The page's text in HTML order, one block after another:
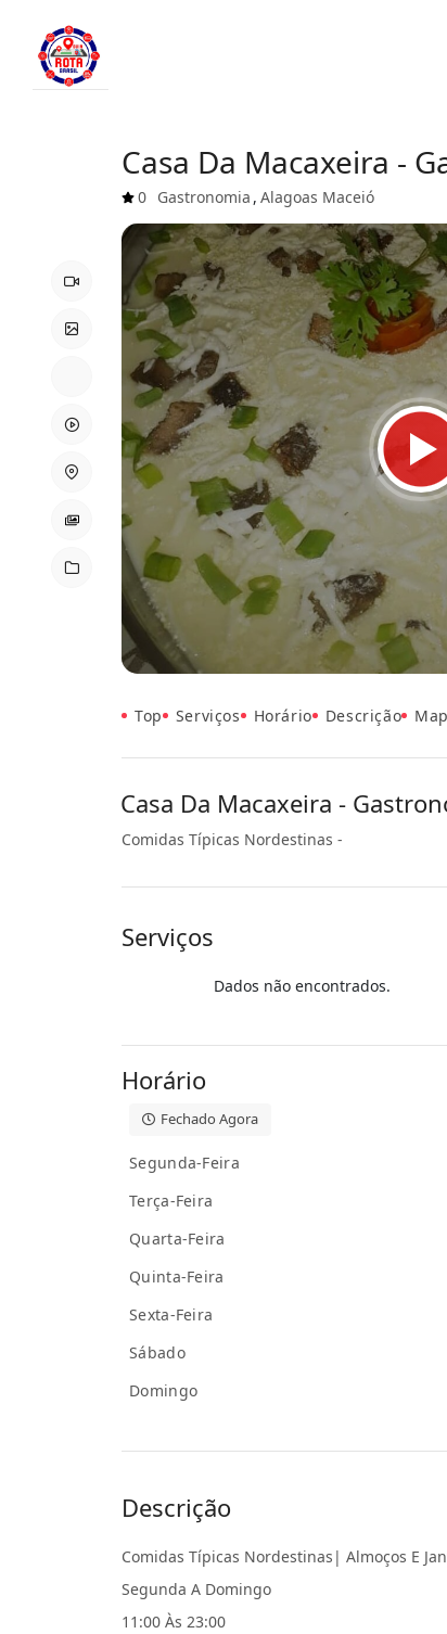
Casa Da Macaxeira -
0 Gastronomia , Alagoas Maceió
Top Serviços Horário Descrição
Casa Da Macaxeira -
Comidas Típicas Nordestinas -
Serviços
Dados não encontrados.
Horário
Fechado Agora
Segunda-Feira
Terça-Feira
Quarta-Feira
Quinta-Feira
Sexta-Feira
Sábado
Domingo
Descrição
Comidas Típicas Nordestinas| Almoços E
Segunda A Domingo
11:00 Às 23:00